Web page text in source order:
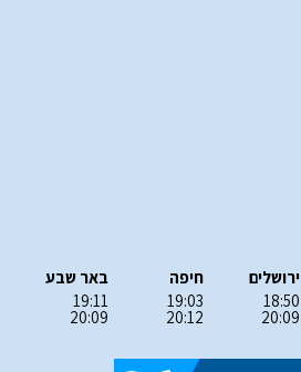
ירושלים
18:50
20:09
חיפה
19:03
20:12
באר שבע
19:11
20:09